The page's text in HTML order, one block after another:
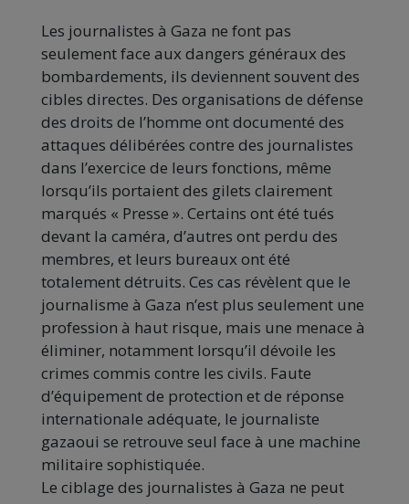
Les journalistes à Gaza ne font pas
seulement face aux dangers généraux des
bombardements, ils deviennent souvent des
cibles directes. Des organisations de défense
des droits de l’homme ont documenté des
attaques délibérées contre des journalistes
dans l’exercice de leurs fonctions, même
lorsqu’ils portaient des gilets clairement
marqués « Presse ». Certains ont été tués
devant la caméra, d’autres ont perdu des
membres, et leurs bureaux ont été
totalement détruits. Ces cas révèlent que le
journalisme à Gaza n’est plus seulement une
profession à haut risque, mais une menace à
éliminer, notamment lorsqu’il dévoile les
crimes commis contre les civils. Faute
d’équipement de protection et de réponse
internationale adéquate, le journaliste
gazaoui se retrouve seul face à une machine
militaire sophistiquée.
Le ciblage des journalistes à Gaza ne peut